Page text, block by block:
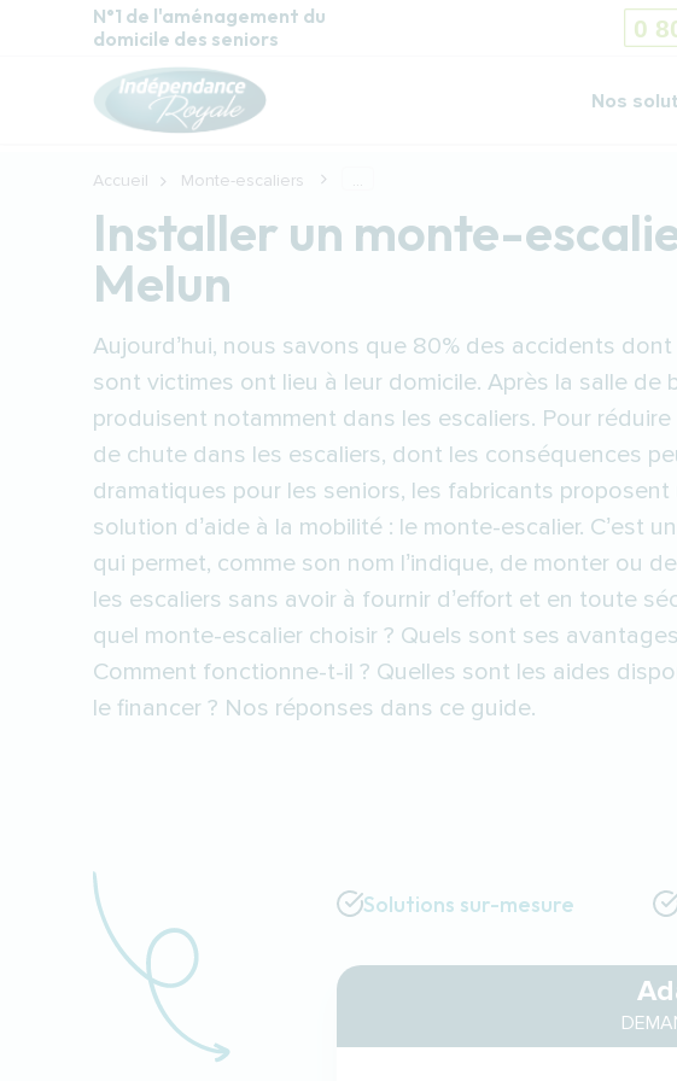
Aller au contenu principal
N°1 de l'aménagement du
domicile des seniors
Nos
Accueil Monte-escaliers ...
Installer un monte-
Melun
Aujourd’hui, nous savons que 80% des accidents
sont victimes ont lieu à leur domicile. Après la salle de
produisent notamment dans les escaliers. Pour réduire
de chute dans les escaliers, dont les conséquences
dramatiques pour les seniors, les fabricants proposent
solution d’aide à la mobilité : le monte-escalier. C’est
qui permet, comme son nom l’indique, de monter ou
les escaliers sans avoir à fournir d’effort et en toute
quel monte-escalier choisir ? Quels sont ses
Comment fonctionne-t-il ? Quelles sont les aides
le financer ? Nos réponses dans ce guide.
Solutions sur-mesure